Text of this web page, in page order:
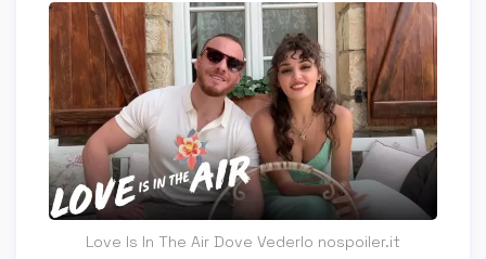
Love Is In The Air Dove Vederlo nospoiler.it